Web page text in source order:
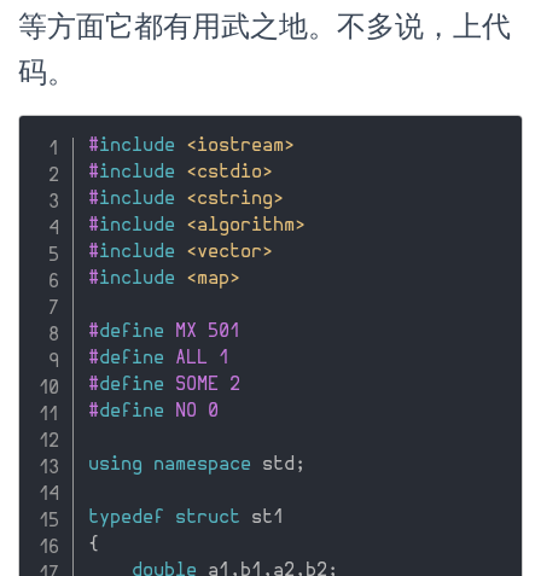
等方面它都有用武之地。不多说，上代
码。
#include
<iostream>
#include
<cstdio>
#include
<cstring>
#include
<algorithm>
#include
<vector>
#include <map>
#define MX 501
#define ALL 1
#define SOME 2
#define NO 0
using namespace std ;
typedef struct
{
double a1 , b1 , a2 , b2 ;